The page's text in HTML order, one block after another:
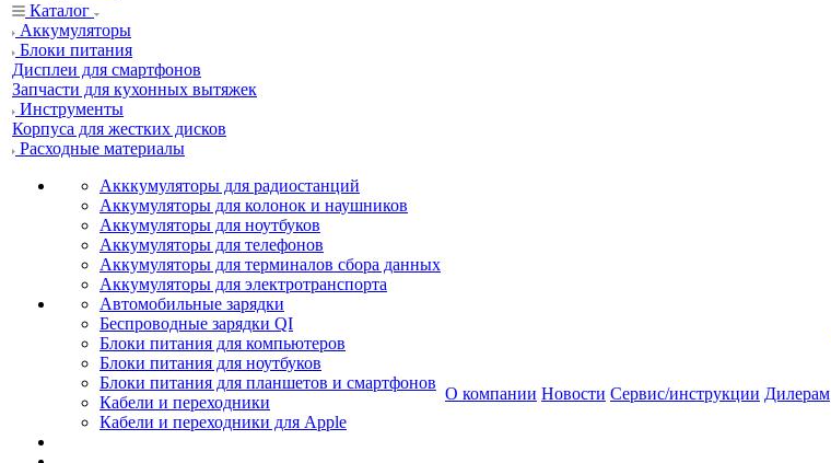
Каталог
Аккумуляторы
Блоки питания
Дисплеи для смартфонов
Запчасти для кухонных вытяжек
Инструменты
Корпуса для жестких дисков
Расходные материалы
Акккумуляторы для радиостанций
Аккумуляторы для колонок и наушников
Аккумуляторы для ноутбуков
Аккумуляторы для телефонов
Аккумуляторы для терминалов сбора данных
Аккумуляторы для электротранспорта
Автомобильные зарядки
Беспроводные зарядки QI
Блоки питания для компьютеров
Блоки питания для ноутбуков
Блоки питания для планшетов и смартфонов
Кабели и переходники
Кабели и переходники для Apple
О компании Новости Сервис/инструкции Дилерам